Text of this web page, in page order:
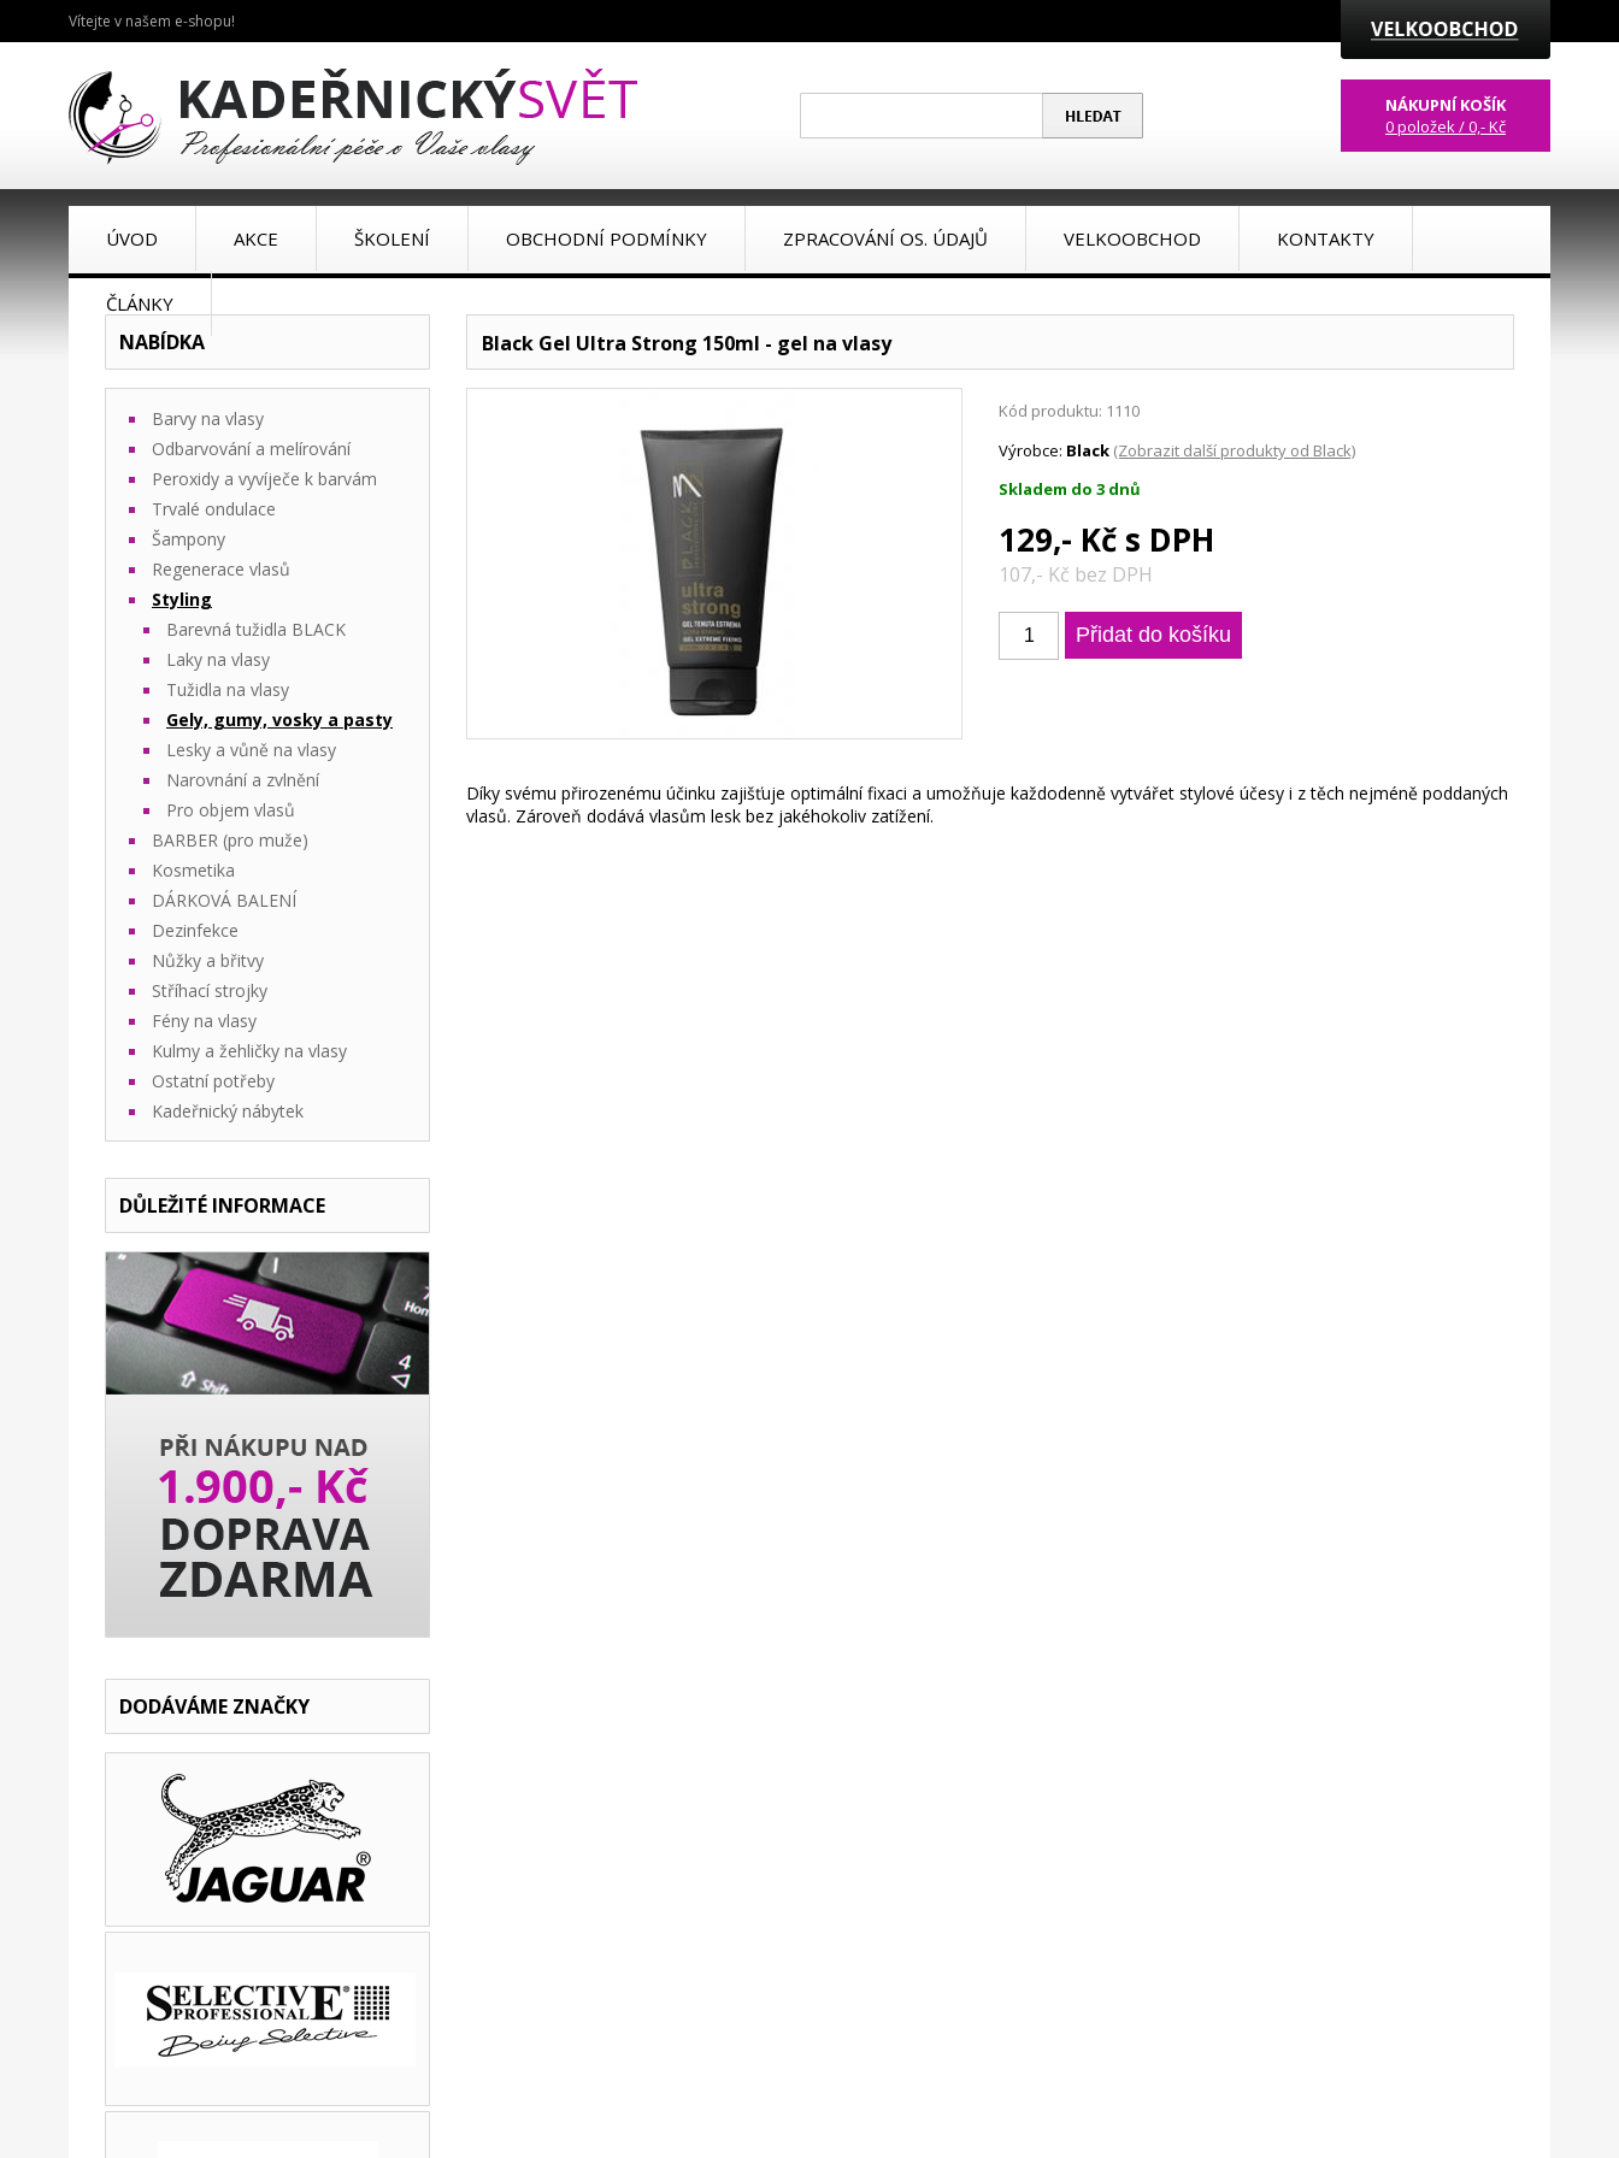
Vítejte v našem e-shopu!
NÁKUPNÍ KOŠÍK
0 položek / 0,- Kč
ÚVOD AKCE ŠKOLENÍ OBCHODNÍ PODMÍNKY ZPRACOVÁNÍ OS. ÚDAJŮ VELKOOBCHOD KONTAKTY
ČLÁNKY
NABÍDKA
Barvy na vlasy
Odbarvování a melírování
Peroxidy a vyvíječe k barvám
Trvalé ondulace
Šampony
Regenerace vlasů
Styling
Barevná tužidla BLACK
Laky na vlasy
Tužidla na vlasy
Gely, gumy, vosky a pasty
Lesky a vůně na vlasy
Narovnání a zvlnění
Pro objem vlasů
BARBER (pro muže)
Kosmetika
DÁRKOVÁ BALENÍ
Dezinfekce
Nůžky a břitvy
Stříhací strojky
Fény na vlasy
Kulmy a žehličky na vlasy
Ostatní potřeby
Kadeřnický nábytek
DŮLEŽITÉ INFORMACE
DODÁVÁME ZNAČKY
Black Gel Ultra Strong 150ml - gel na vlasy
Kód produktu: 1110
Výrobce: Black (Zobrazit další produkty od Black)
Skladem do 3 dnů
129,- Kč s DPH
107,- Kč bez DPH
Díky svému přirozenému účinku zajišťuje optimální fixaci a umožňuje každodenně vytvářet stylové účesy i z těch nejméně poddaných
vlasů. Zároveň dodává vlasům lesk bez jakéhokoliv zatížení.